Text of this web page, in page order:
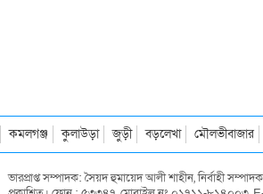
কমলগঞ্জ কুলাউড়া জুড়ী বড়লেখা মৌলভীবাজার
ভারপ্রাপ্ত সম্পাদক: সৈয়দ হুমায়েদ আলী শাহীন, নির্বাহী